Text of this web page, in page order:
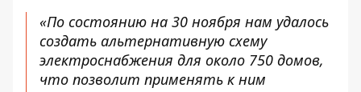
«По состоянию на 30 ноября нам удалось
создать альтернативную схему
электроснабжения для около 750 домов,
что позволит применять к ним